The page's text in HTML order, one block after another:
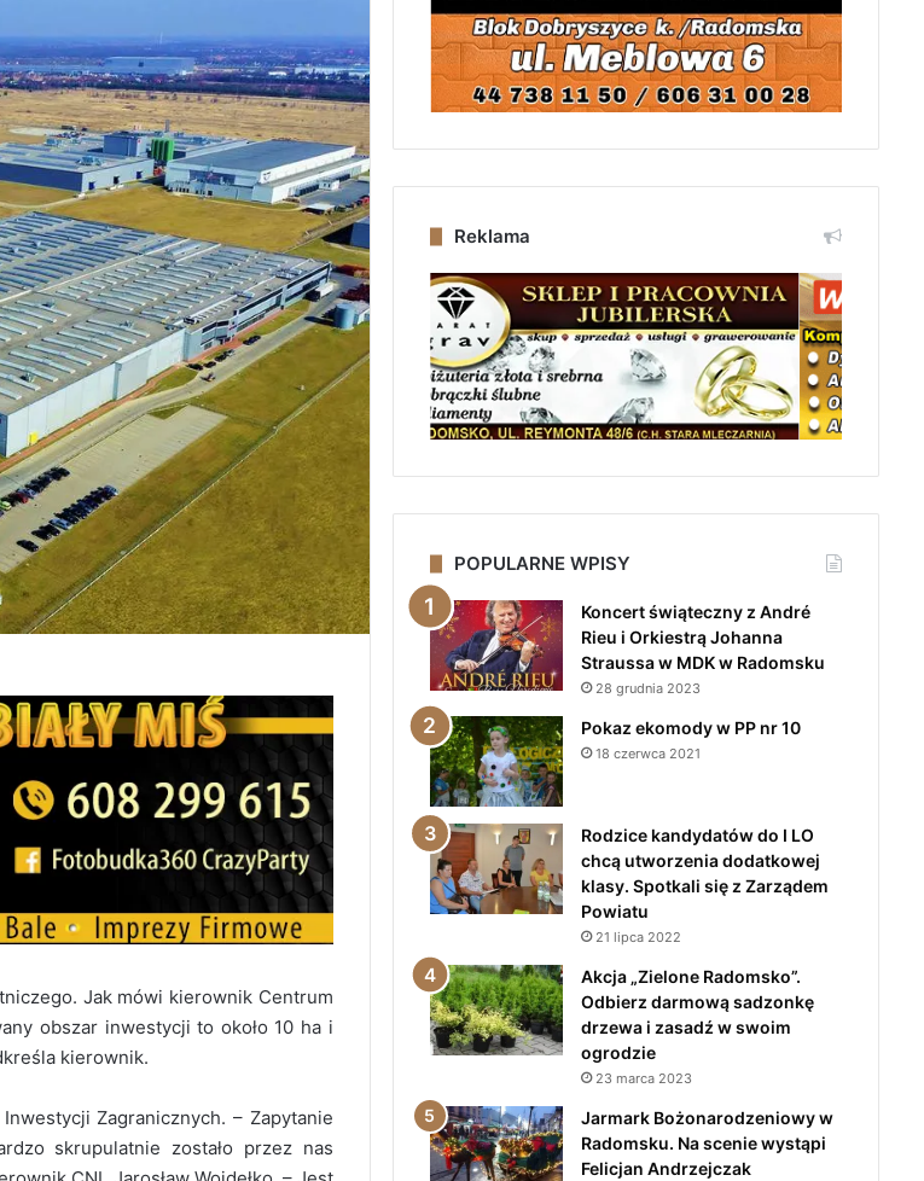
Jak mówi kierownik Centrum
obszar inwestycji to około 10 ha i
kierownik.
Zagranicznych. – Zapytanie
skrupulatnie zostało przez nas
Reklama
POPULARNE WPISY
Koncert świąteczny z André
Rieu i Orkiestrą Johanna
Straussa w MDK w Radomsku
28 grudnia 2023
Pokaz ekomody w PP nr 10
18 czerwca 2021
Rodzice kandydatów do I LO
chcą utworzenia dodatkowej
klasy. Spotkali się z Zarządem
Powiatu
21 lipca 2022
Akcja „Zielone Radomsko”.
Odbierz darmową sadzonkę
drzewa i zasadź w swoim
ogrodzie
23 marca 2023
Jarmark Bożonarodzeniowy w
Radomsku. Na scenie wystąpi
Felicjan Andrzejczak